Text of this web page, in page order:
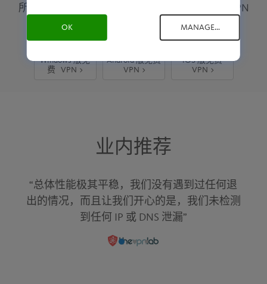
所有设备和 CHROME 上均可获取 PHANTOM VPN
Windows 版免
费 VPN >
Android 版免费
VPN >
iOS 版免费
VPN >
业内推荐
“总体性能极其平稳，我们没有遇到过任何退
出的情况，而且让我们开心的是，我们未检测
到任何 IP 或 DNS 泄漏”
OK MANAGE...